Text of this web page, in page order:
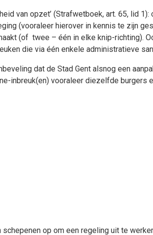
van opzet’ (Strafwetboek, art. 65, lid
(vooraleer hierover in kennis te zijn
(of twee – één in elke knip-richting).
die via één enkele administratieve
dat de Stad Gent alsnog een
inbreuk(en) vooraleer diezelfde burgers
op om een regeling uit te